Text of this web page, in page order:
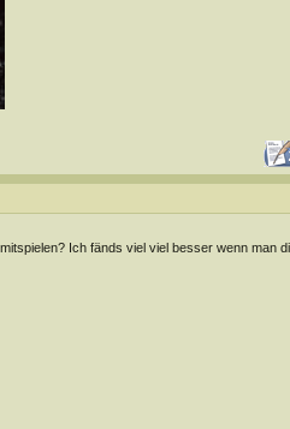
Ich fänds viel viel besser wenn man